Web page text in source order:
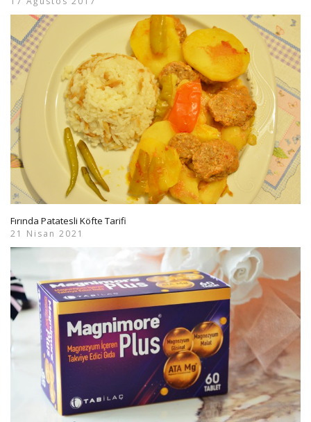
Fırında Patatesli Köfte Tarifi
21 Nisan 2021